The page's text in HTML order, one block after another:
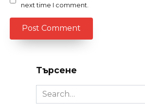
next time I comment.
Търсене
Search
for: